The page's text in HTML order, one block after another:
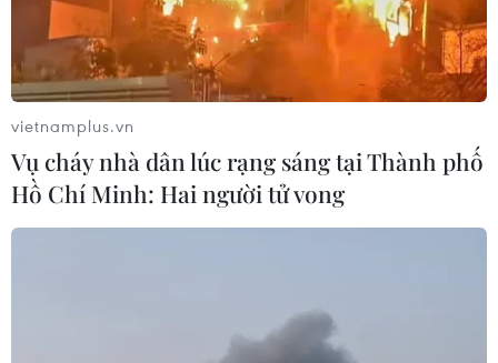
vùng nông thôn phía Đông tỉnh Deir al-Zour.
vietnamplus.vn
Vụ cháy nhà dân lúc rạng sáng tại Thành phố
Hồ Chí Minh: Hai người tử vong